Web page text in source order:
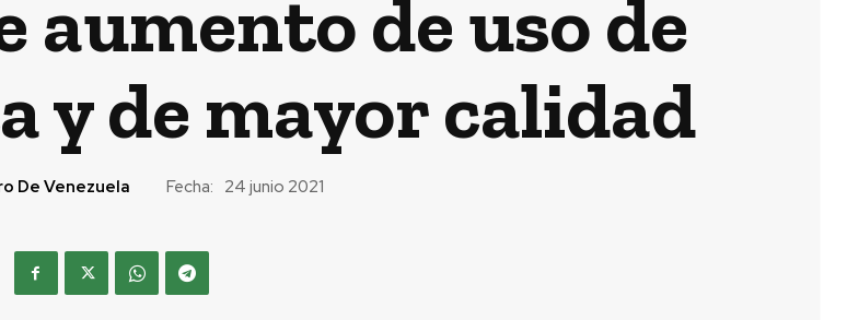
aumento de uso de
y de mayor calidad
De Venezuela Fecha: 24 junio 2021